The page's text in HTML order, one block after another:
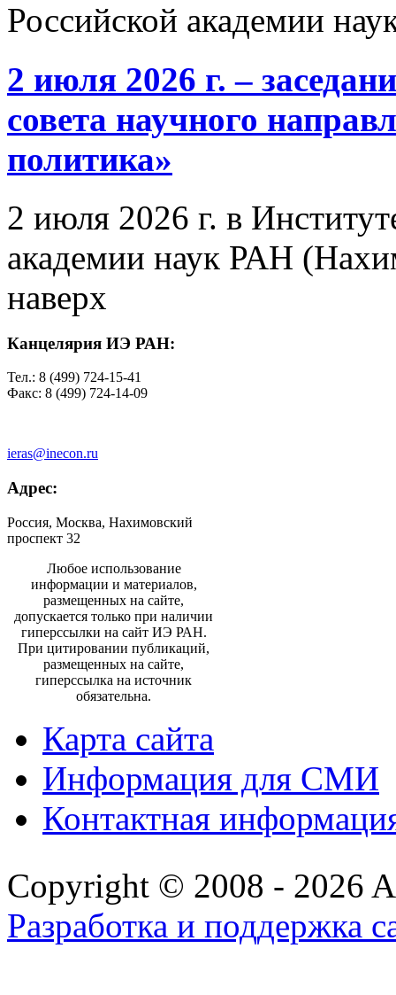
Российской академии
2 июля 2026 г. –
совета научного
политика»
2 июля 2026 г. в
академии наук РАН
наверх
Канцелярия ИЭ РАН:
Тел.: 8 (499) 724-15-41
Факс: 8 (499) 724-14-09
ieras@inecon.ru
Адрес:
Россия, Москва, Нахимовский
проспект 32
Любое использование
информации и материалов,
размещенных на сайте,
допускается только при наличии
гиперссылки на сайт ИЭ РАН.
При цитировании публикаций,
размещенных на сайте,
гиперссылка на источник
обязательна.
Карта сайта
Информация для СМИ
Контактная
Copyright © 2008 - 2026
Разработка и поддержка